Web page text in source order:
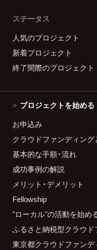
ステータス
人気のプロジェクト
新着プロジェクト
終了間際のプロジェクト
プロジェクトを始める
お申込み
クラウドファンディング
基本的な手順・流れ
成功事例の解説
メリット・デメリット
Fellowship
"ローカル"の活動を始め
ふるさと納税型クラウ
東京都クラウドファン